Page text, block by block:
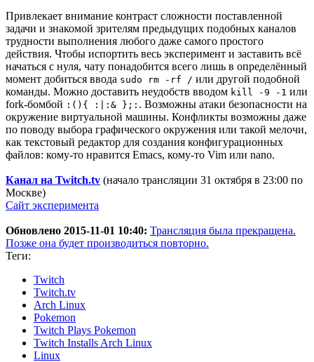
Привлекает внимание контраст сложности поставленной
задачи и знакомой зрителям предыдущих подобных каналов
трудности выполнения любого даже самого простого
действия. Чтобы испортить весь эксперимент и заставить всё
начаться с нуля, чату понадобится всего лишь в определённый
момент добиться ввода sudo rm -rf / или другой подобной
команды. Можно доставить неудобств вводом kill -9 -1 или
fork-бомбой :(){ :|:& };: . Возможны атаки безопасности на
окружение виртуальной машины. Конфликты возможны даже
по поводу выбора графического окружения или такой мелочи,
как текстовый редактор для создания конфигурационных
файлов: кому-то нравится Emacs, кому-то Vim или nano.
Канал на Twitch.tv (начало трансляции 31 октября в 23:00 по
Москве)
Сайт эксперимента
Обновлено 2015-11-01 10:40: Трансляция была прекращена.
Позже она будет производиться повторно.
Теги:
Twitch
Twitch.tv
Arch Linux
Pokemon
Twitch Plays Pokemon
Twitch Installs Arch Linux
Linux